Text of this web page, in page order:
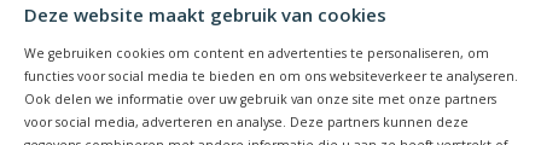
Deze website maakt gebruik van cookies
We gebruiken cookies om content en advertenties te personaliseren, om
functies voor social media te bieden en om ons websiteverkeer te analyseren.
Ook delen we informatie over uw gebruik van onze site met onze partners
voor social media, adverteren en analyse. Deze partners kunnen deze
Beoordeling